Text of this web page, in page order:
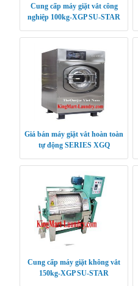
Cung cấp máy giặt vắt công
nghiệp 100kg-XGP SU-STAR
Giá bán máy giặt vắt hoàn toàn
tự động SERIES XGQ
Cung cấp máy giặt không vắt
150kg-XGP SU-STAR